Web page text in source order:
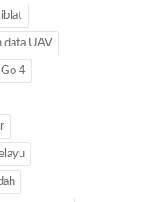
data UAV
4